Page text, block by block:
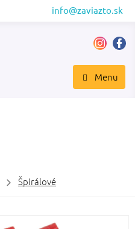
info@zaviazto.sk
Špirálové